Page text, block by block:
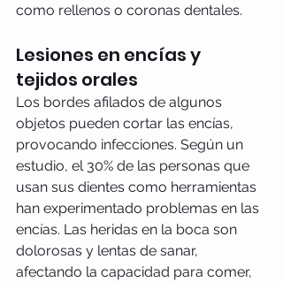
como rellenos o coronas dentales.
Lesiones en encías y
tejidos orales
Los bordes afilados de algunos
objetos pueden cortar las encías,
provocando infecciones. Según un
estudio, el 30% de las personas que
usan sus dientes como herramientas
han experimentado problemas en las
encías. Las heridas en la boca son
dolorosas y lentas de sanar,
afectando la capacidad para comer,